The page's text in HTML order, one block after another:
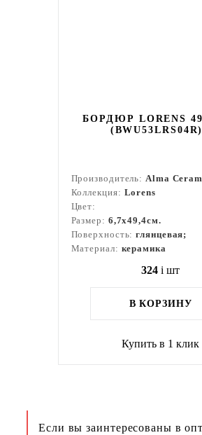
БОРДЮР LORENS
(BWU53LRS04R)
Производитель:Alma
Коллекция: Lorens
Цвет:
Размер: 6,7x49,4см.
Поверхность:глянцевая;
Материал: керамика
324 i шт
В КОРЗИНУ
Купить в 1 клик
Если вы заинтересованы в